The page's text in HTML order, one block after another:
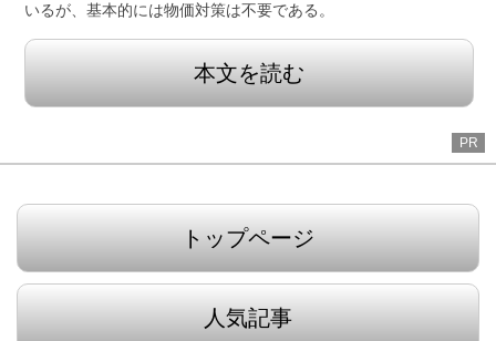
いるが、基本的には物価対策は不要である。
本文を読む
PR
トップページ
人気記事